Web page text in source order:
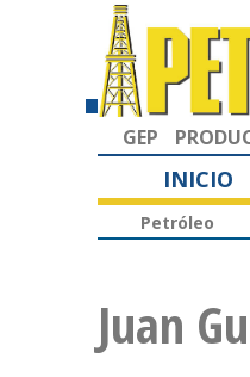
GEP
INICIO
Petróleo
Juan